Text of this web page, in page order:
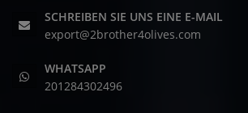
SCHREIBEN SIE UNS EINE E-MAIL
export@2brother4olives.com
WHATSAPP
201284302496